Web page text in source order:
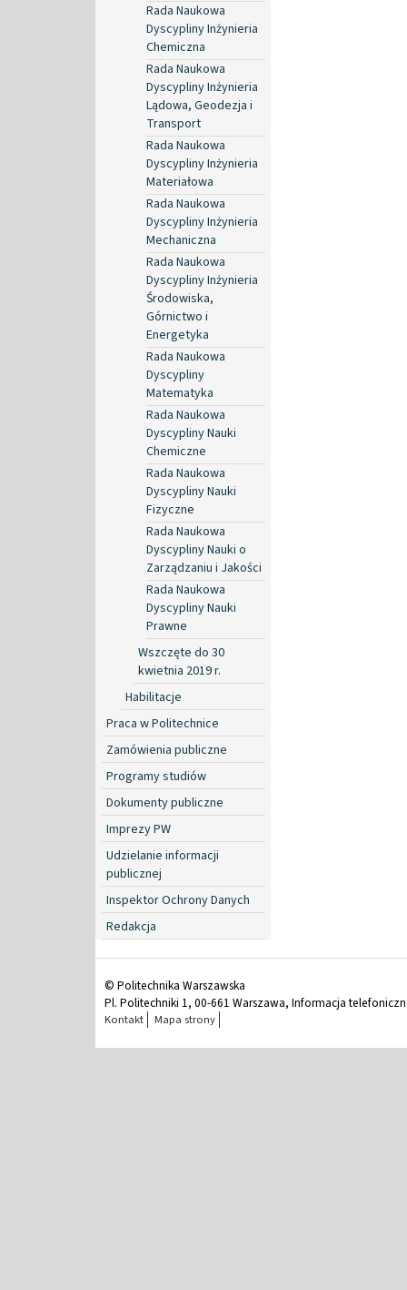
Rada Naukowa
Dyscypliny Inżynieria
Chemiczna
Rada Naukowa
Dyscypliny Inżynieria
Lądowa, Geodezja i
Transport
Rada Naukowa
Dyscypliny Inżynieria
Materiałowa
Rada Naukowa
Dyscypliny Inżynieria
Mechaniczna
Rada Naukowa
Dyscypliny Inżynieria
Środowiska,
Górnictwo i
Energetyka
Rada Naukowa
Dyscypliny
Matematyka
Rada Naukowa
Dyscypliny Nauki
Chemiczne
Rada Naukowa
Dyscypliny Nauki
Fizyczne
Rada Naukowa
Dyscypliny Nauki o
Zarządzaniu i Jakości
Rada Naukowa
Dyscypliny Nauki
Prawne
Wszczęte do 30
kwietnia 2019 r.
Habilitacje
Praca w Politechnice
Zamówienia publiczne
Programy studiów
Dokumenty publiczne
Imprezy PW
Udzielanie informacji
publicznej
Inspektor Ochrony Danych
Redakcja
© Politechnika Warszawska
Pl. Politechniki 1, 00-661 Warszawa, Informacja
Kontakt Mapa strony